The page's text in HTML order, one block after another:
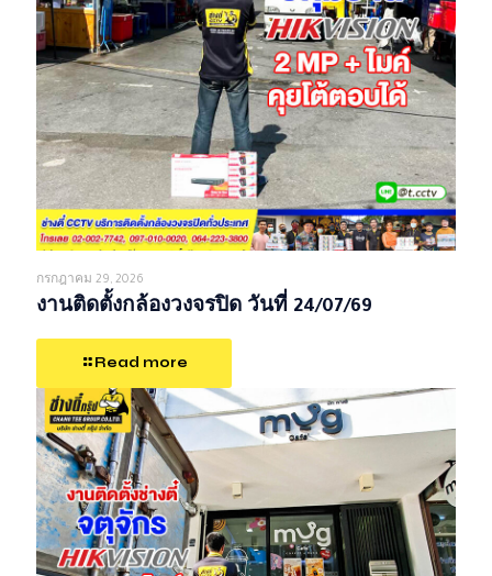
กรกฎาคม 29, 2026
งานติดตั้งกล้องวงจรปิด วันที่ 24/07/69
Read more